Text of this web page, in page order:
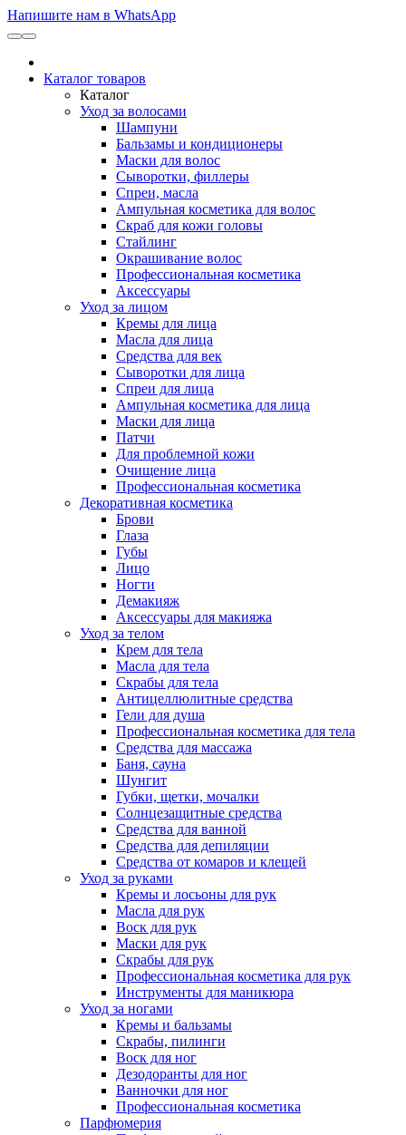
Напишите нам в WhatsApp
Каталог товаров
Каталог
Уход за волосами
Шампуни
Бальзамы и кондиционеры
Маски для волос
Сыворотки, филлеры
Спреи, масла
Ампульная косметика для волос
Скраб для кожи головы
Стайлинг
Окрашивание волос
Профессиональная косметика
Аксессуары
Уход за лицом
Кремы для лица
Масла для лица
Средства для век
Сыворотки для лица
Спреи для лица
Ампульная косметика для лица
Маски для лица
Патчи
Для проблемной кожи
Очищение лица
Профессиональная косметика
Декоративная косметика
Брови
Глаза
Губы
Лицо
Ногти
Демакияж
Аксессуары для макияжа
Уход за телом
Крем для тела
Масла для тела
Скрабы для тела
Антицеллюлитные средства
Гели для душа
Профессиональная косметика для тела
Средства для массажа
Баня, сауна
Шунгит
Губки, щетки, мочалки
Солнцезащитные средства
Средства для ванной
Средства для депиляции
Средства от комаров и клещей
Уход за руками
Кремы и лосьоны для рук
Масла для рук
Воск для рук
Маски для рук
Скрабы для рук
Профессиональная косметика для рук
Инструменты для маникюра
Уход за ногами
Кремы и бальзамы
Скрабы, пилинги
Воск для ног
Дезодоранты для ног
Ванночки для ног
Профессиональная косметика
Парфюмерия